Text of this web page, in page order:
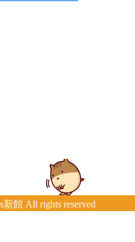
館 All rights reserved